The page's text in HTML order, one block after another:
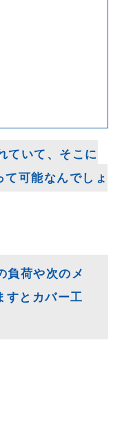
いて、そこに
可能なんでしょ
荷や次のメ
すとカバー工